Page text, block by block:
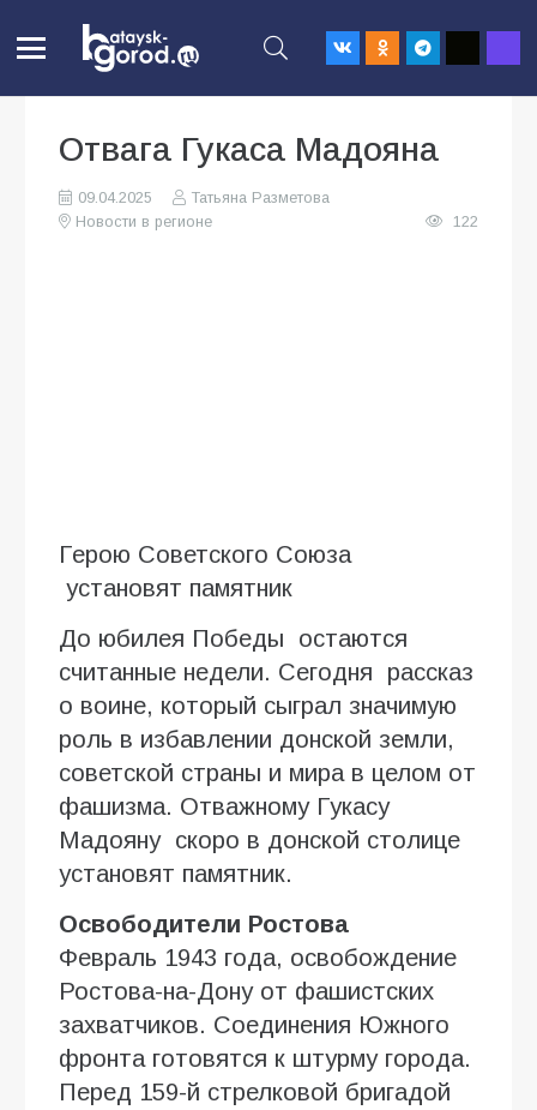
Отвага Гукаса Мадояна
09.04.2025
Татьяна Разметова
Новости в регионе
122
Герою Советского Союза
установят памятник
До юбилея Победы остаются
считанные недели. Сегодня рассказ
о воине, который сыграл значимую
роль в избавлении донской земли,
советской страны и мира в целом от
фашизма. Отважному Гукасу
Мадояну скоро в донской столице
установят памятник.
Освободители Ростова
Февраль 1943 года, освобождение
Ростова-на-Дону от фашистских
захватчиков. Соединения Южного
фронта готовятся к штурму города.
Перед 159-й стрелковой бригадой